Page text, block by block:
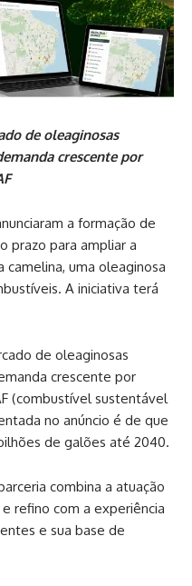
de oleaginosas
crescente por
a formação de
prazo para ampliar a
camelina, uma oleaginosa
A iniciativa terá
de oleaginosas
crescente por
(combustível sustentável
no anúncio é de que
de galões até 2040.
combina a atuação
refino com a experiência
e sua base de